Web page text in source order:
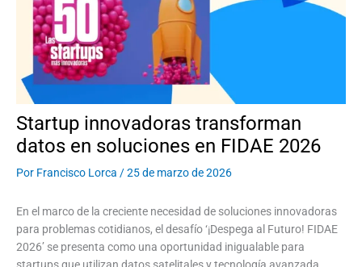
Startup innovadoras transforman
datos en soluciones en FIDAE 2026
Por Francisco Lorca /25 de marzo de 2026
En el marco de la creciente necesidad de soluciones innovadoras
para problemas cotidianos, el desafío ‘¡Despega al Futuro! FIDAE
2026’ se presenta como una oportunidad inigualable para